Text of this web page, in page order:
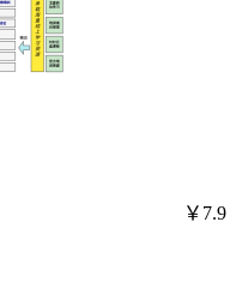
￥7.9